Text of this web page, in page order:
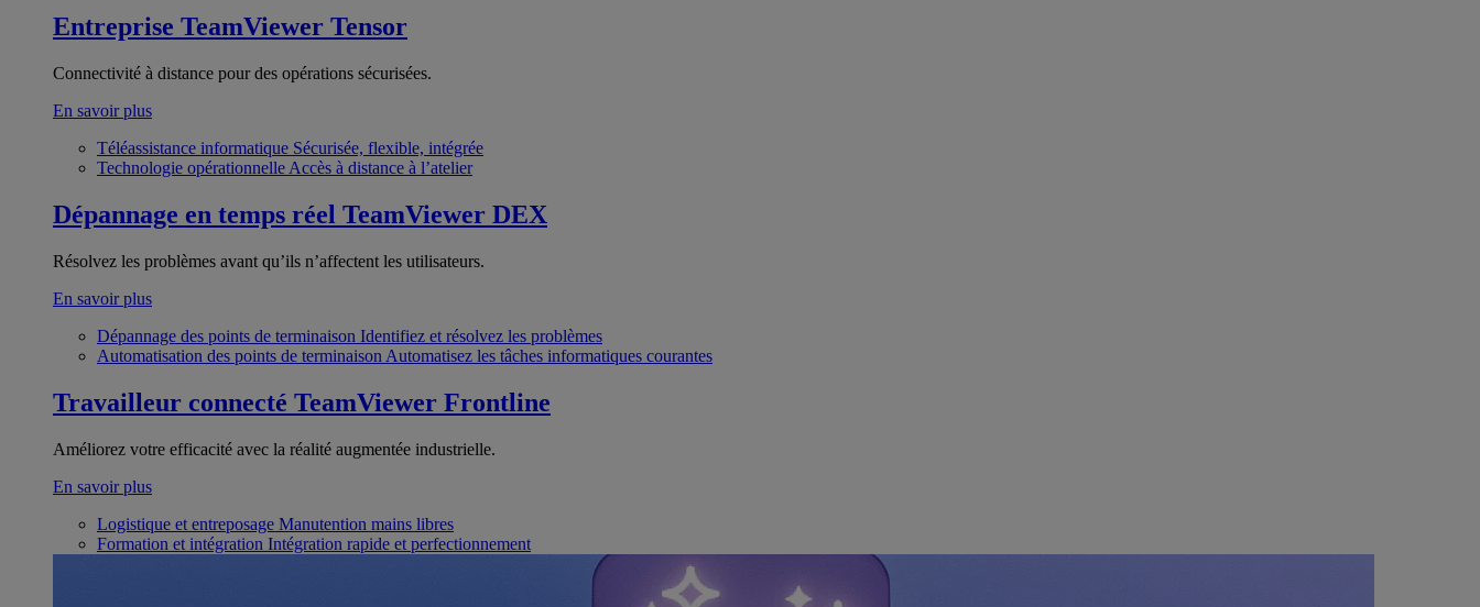
Entreprise TeamViewer Tensor
Connectivité à distance pour des opérations sécurisées.
En savoir plus
Téléassistance informatique Sécurisée, flexible, intégrée
Technologie opérationnelle Accès à distance à l’atelier
Dépannage en temps réel TeamViewer DEX
Résolvez les problèmes avant qu’ils n’affectent les utilisateurs.
En savoir plus
Dépannage des points de terminaison Identifiez et résolvez les problèmes
Automatisation des points de terminaison Automatisez les tâches informatiques courantes
Travailleur connecté TeamViewer Frontline
Améliorez votre efficacité avec la réalité augmentée industrielle.
En savoir plus
Logistique et entreposage Manutention mains libres
Formation et intégration Intégration rapide et perfectionnement